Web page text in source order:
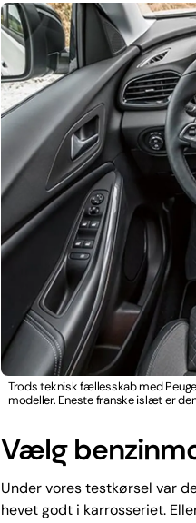
Trods teknisk fællesskab med
modeller. Eneste franske islæt er
Vælg
Under vores testkørsel var
hevet godt i karrosseriet.